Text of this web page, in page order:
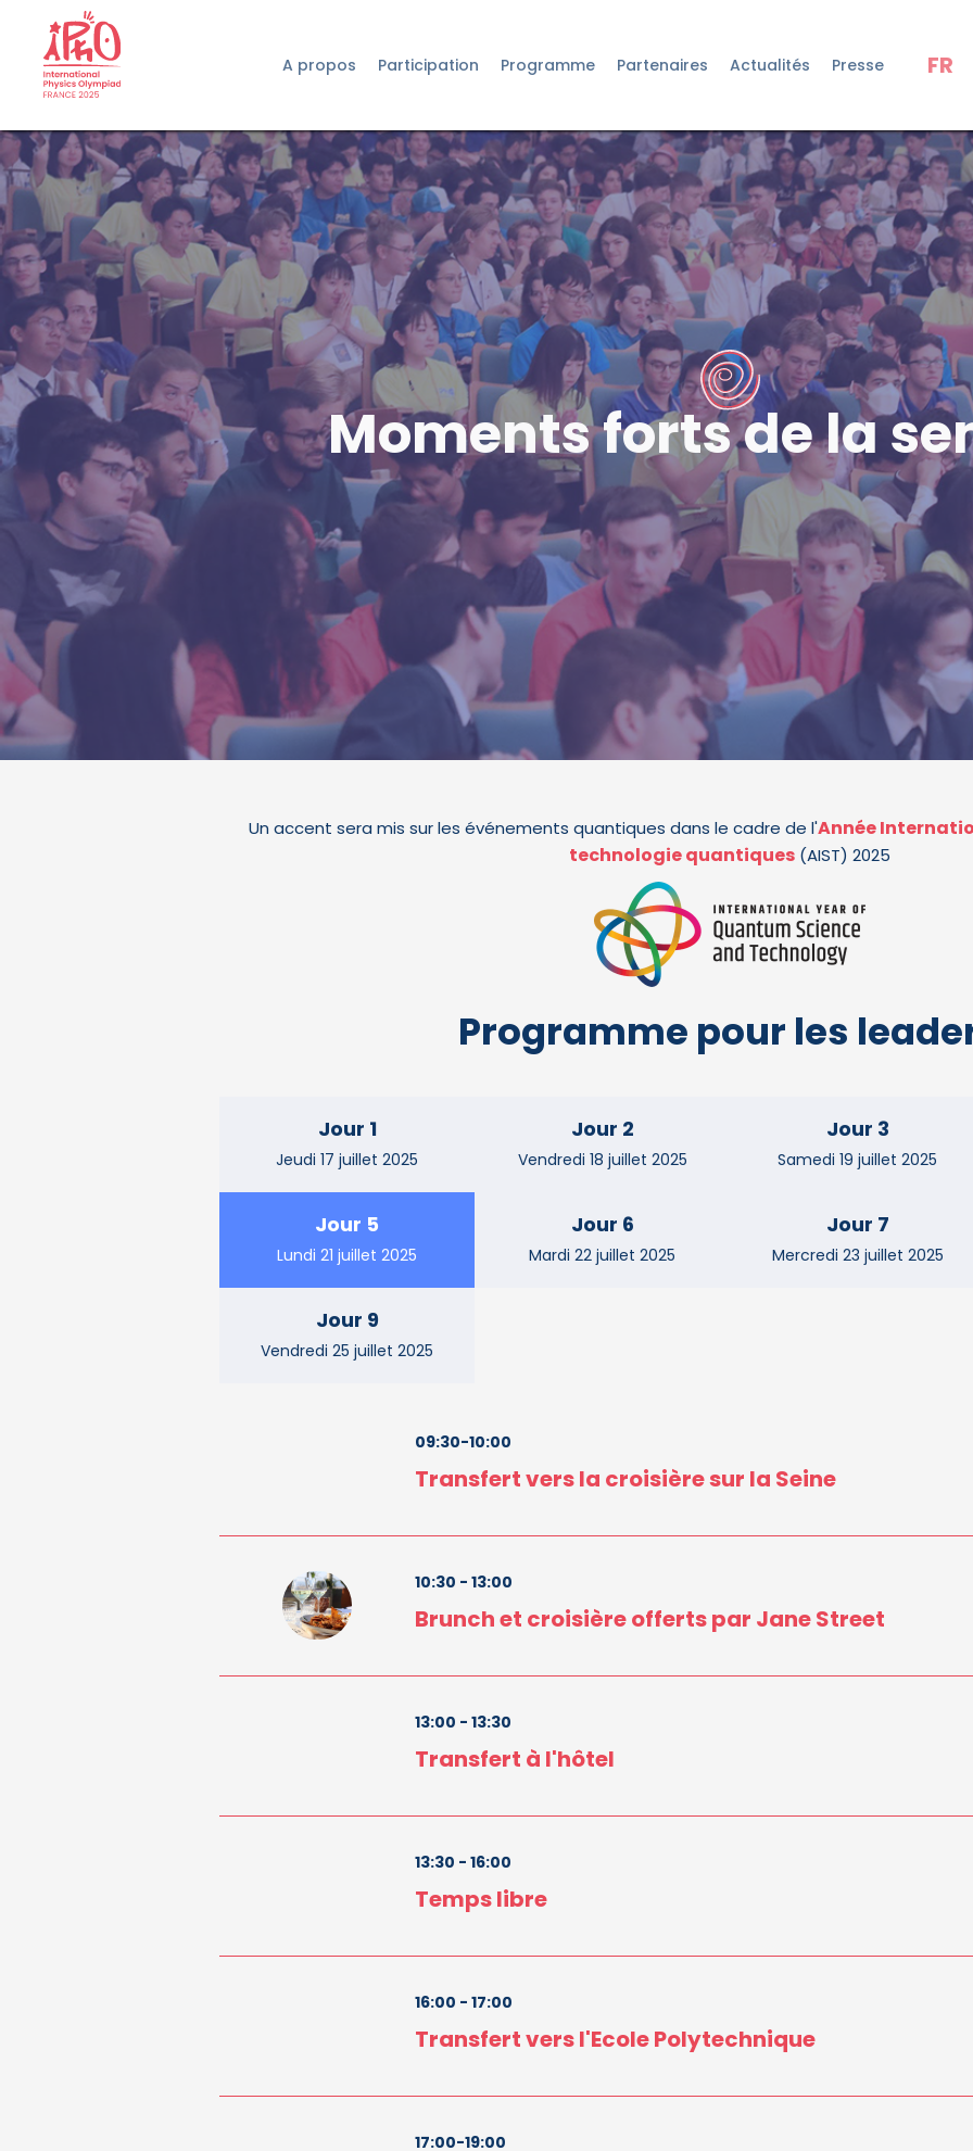
A propos Participation Programme Partenaires Actualités Presse FR
Moments forts de la
Un accent sera mis sur les événements quantiques dans le cadre de l'Année
technologie quantiques (AIST) 2025
Programme pour les
Jour 1
Jeudi 17 juillet 2025
Jour 2
Vendredi 18 juillet 2025
Jour 3
Samedi 19 juillet 2025
Jour 5
Lundi 21 juillet 2025
Jour 6
Mardi 22 juillet 2025
Jour 7
Mercredi 23 juillet 2025
Jour 9
Vendredi 25 juillet 2025
09:30-10:00
Transfert vers la croisière sur la Seine
10:30 - 13:00
Brunch et croisière offerts par Jane Street
13:00 - 13:30
Transfert à l'hôtel
13:30 - 16:00
Temps libre
16:00 - 17:00
Transfert vers l'Ecole Polytechnique
17:00-19:00